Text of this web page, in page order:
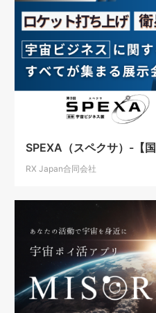
SPEXA（スペクサ）-【
RX Japan合同会社